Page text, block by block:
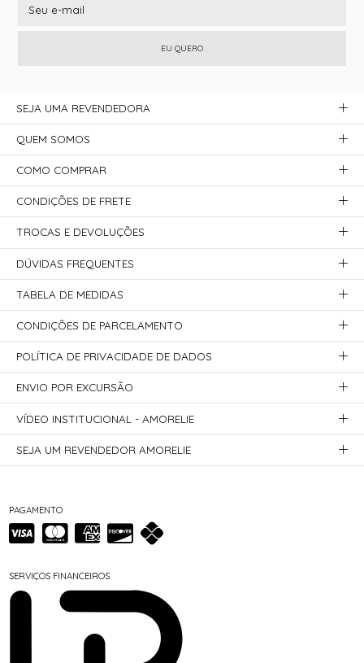
EU QUERO
PAGAMENTO
SERVIÇOS FINANCEIROS
SEJA UMA REVENDEDORA
QUEM SOMOS
COMO COMPRAR
CONDIÇÕES DE FRETE
TROCAS E DEVOLUÇÕES
DÚVIDAS FREQUENTES
TABELA DE MEDIDAS
CONDIÇÕES DE PARCELAMENTO
POLÍTICA DE PRIVACIDADE DE DADOS
ENVIO POR EXCURSÃO
VÍDEO INSTITUCIONAL - AMORELIE
SEJA UM REVENDEDOR AMORELIE